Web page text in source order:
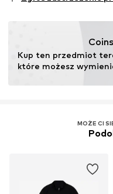
Funkcje: Oddychające
Funkcje: Wytrzymały
Coins
Kup ten przedmiot
które możesz
MOŻE CI